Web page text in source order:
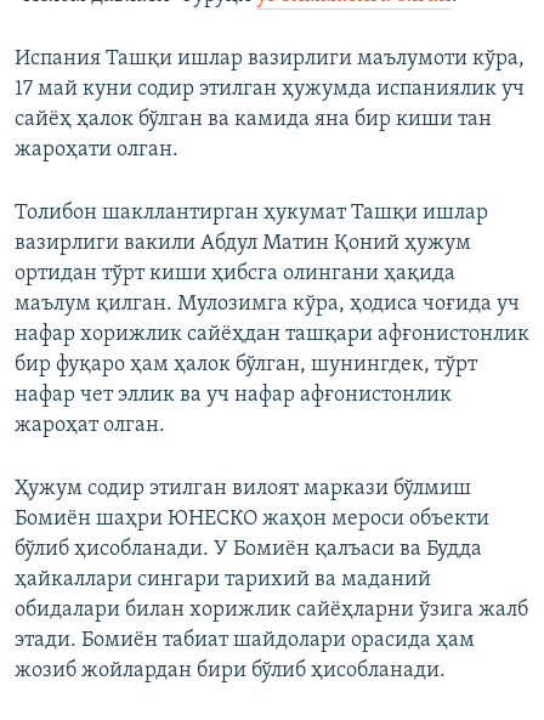
Испания Ташқи ишлар вазирлиги маълумоти кўра,
17 май куни содир этилган ҳужумда испаниялик уч
сайёҳ ҳалок бўлган ва камида яна бир киши тан
жароҳати олган.
Толибон шакллантирган ҳукумат Ташқи ишлар
вазирлиги вакили Абдул Матин Қоний ҳужум
ортидан тўрт киши ҳибсга олингани ҳақида
маълум қилган. Мулозимга кўра, ҳодиса чоғида уч
нафар хорижлик сайёҳдан ташқари афғонистонлик
бир фуқаро ҳам ҳалок бўлган, шунингдек, тўрт
нафар чет эллик ва уч нафар афғонистонлик
жароҳат олган.
Ҳужум содир этилган вилоят маркази бўлмиш
Бомиён шаҳри ЮНЕСКО жаҳон мероси объекти
бўлиб ҳисобланади. У Бомиён қалъаси ва Будда
ҳайкаллари сингари тарихий ва маданий
обидалари билан хорижлик сайёҳларни ўзига жалб
этади. Бомиён табиат шайдолари орасида ҳам
жозиб жойлардан бири бўлиб ҳисобланади.